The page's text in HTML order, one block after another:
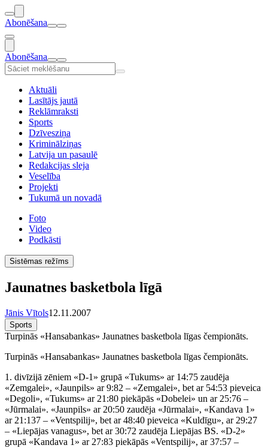
Abonēšana
Abonēšana
Aktuāli
Lasītājs jautā
Reklāmraksti
Sports
Dzīvesziņa
Kriminālziņas
Latvija un pasaulē
Redakcijas sleja
Veselība
Projekti
Tukumā un novadā
Foto
Video
Podkāsti
Sistēmas režīms
Jaunatnes basketbola līgā
Jānis Vītols12.11.2007
Sports
Turpinās «Hansabankas» Jaunatnes basketbola līgas čempionāts.
Turpinās «Hansabankas» Jaunatnes basketbola līgas čempionāts.
1. divīzijā zēniem «D-1» grupā «Tukums» ar 14:75 zaudēja
«Zemgalei», «Jaunpils» ar 9:82 – «Zemgalei», bet ar 54:53 pieveica
«Degoli», «Tukums» ar 21:80 piekāpās «Dobelei» un ar 25:76 –
«Jūrmalai». «Jaunpils» ar 20:50 zaudēja «Jūrmalai», «Kandava 1»
ar 21:137 – «Ventspilij», bet ar 48:40 pieveica «Kuldīgu», ar 29:27
– «Liepājas vanagus», bet ar 30:72 zaudēja Liepājas BS. «D-2»
grupā «Kandava 1» ar 27:83 piekāpās «Ventspilij», ar 37:57 –